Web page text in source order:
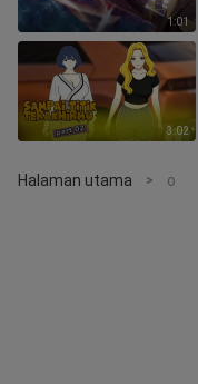
1:01
3:02
Halaman utama > o